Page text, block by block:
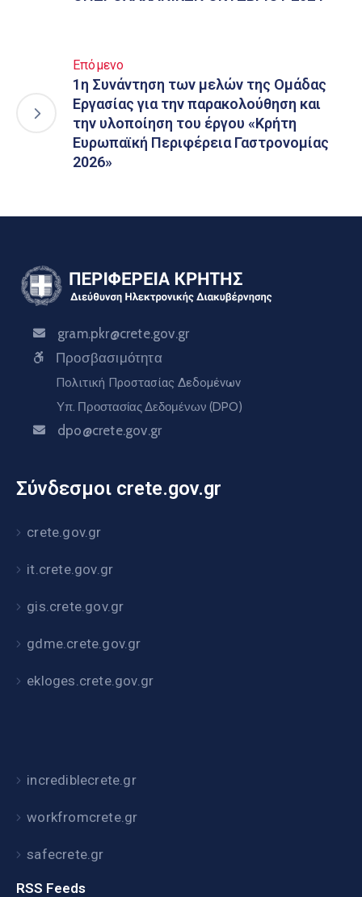
Επόμενο
1η Συνάντηση των μελών της Ομάδας
Εργασίας για την παρακολούθηση και
την υλοποίηση του έργου «Κρήτη
Ευρωπαϊκή Περιφέρεια Γαστρονομίας
2026»
gram.pkr@crete.gov.gr
Προσβασιμότητα
Πολιτική Προστασίας Δεδομένων
Υπ. Προστασίας Δεδομένων (DPO)
dpo@crete.gov.gr
Σύνδεσμοι crete.gov.gr
crete.gov.gr
it.crete.gov.gr
gis.crete.gov.gr
gdme.crete.gov.gr
ekloges.crete.gov.gr
incrediblecrete.gr
workfromcrete.gr
safecrete.gr
RSS Feeds